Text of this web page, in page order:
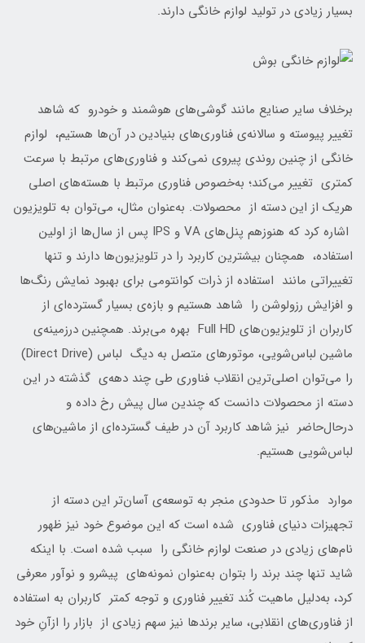
بسیار زیادی در تولید لوازم خانگی دارند.
برخلاف سایر صنایع مانند گوشی‌های هوشمند و خودرو که شاهد
تغییر پیوسته‌ و سالانه‌ی فناوری‌های بنیادین در آن‌ها هستیم، لوازم
خانگی از چنین روندی پیروی نمی‌کند و فناوری‌های مرتبط با سرعت
کمتری تغییر می‌کند؛ به‌خصوص فناوری مرتبط با هسته‌های اصلی
هریک از این دسته از محصولات. به‌عنوان مثال، می‌توان به تلویزیون
اشاره کرد که هنوزهم پنل‌های VA و IPS پس از سال‌ها از اولین
استفاده، همچنان بیشترین کاربرد را در تلویزیون‌ها دارند و تنها
تغییراتی مانند استفاده از ذرات کوانتومی برای بهبود نمایش رنگ‌ها
و افزایش رزولوشن را شاهد هستیم و بازه‌ی بسیار گسترده‌ای از
کاربران از تلویزیون‌های Full HD بهره می‌برند. همچنین درزمینه‌ی
ماشین لباس‌شویی، موتور‌های متصل‌ به دیگ لباس (Direct Drive)
را می‌توان اصلی‌ترین انقلاب فناوری طی چند دهه‌ی گذشته در این
دسته از محصولات دانست که چندین سال پیش رخ داده و
درحال‌حاضر نیز شاهد کاربرد آن در طیف گسترده‌ای از ماشین‌های
لباس‌شویی هستیم.
موارد مذکور تا حدودی منجر به توسعه‌ی آسان‌تر این دسته از
تجهیزات دنیای فناوری شده است که این موضوع خود نیز ظهور
نام‌های زیادی در صنعت لوازم خانگی را سبب شده است. با اینکه
شاید تنها چند برند را بتوان به‌عنوان نمونه‌های پیشرو و نوآور معرفی
کرد، به‌دلیل ماهیت کُند تغییر فناوری و توجه کمتر کاربران به استفاده
از فناوری‌های انقلابی، سایر برند‌ها نیز سهم زیادی از بازار را ازآنِ خود